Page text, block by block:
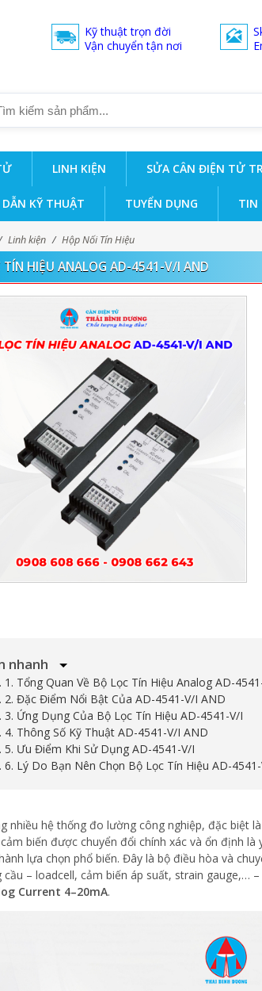
Kỹ thuật trọn đời
Vận chuyển tận nơi
LINH KIỆN SỬA CÂN ĐIỆN TỬ
KỸ THUẬT TUYỂN DỤNG TIN
Linh kiện / Hộp Nối Tín Hiệu
TÍN HIỆU ANALOG AD-4541-V/I AND
nhanh
1. Tổng Quan Về Bộ Lọc Tín Hiệu Analog AD-
2. Đặc Điểm Nổi Bật Của AD-4541-V/I AND
3. Ứng Dụng Của Bộ Lọc Tín Hiệu AD-4541-V/I
4. Thông Số Kỹ Thuật AD-4541-V/I AND
5. Ưu Điểm Khi Sử Dụng AD-4541-V/I
6. Lý Do Bạn Nên Chọn Bộ Lọc Tín Hiệu AD-
nhiều hệ thống đo lường công nghiệp, đặc biệt
biến được chuyển đổi chính xác và ổn định
lựa chọn phổ biến. Đây là bộ điều hòa và
cầu – loadcell, cảm biến áp suất, strain gauge,…
Current 4–20mA.